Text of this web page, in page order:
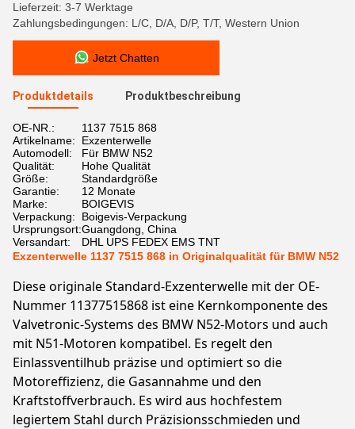
Lieferzeit: 3-7 Werktage
Zahlungsbedingungen: L/C, D/A, D/P, T/T, Western Union
Jetzt Chatten
Produktdetails Produktbeschreibung
OE-NR.:
1137 7515 868
Artikelname:
Exzenterwelle
Automodell:
Für BMW N52
Qualität:
Hohe Qualität
Größe:
Standardgröße
Garantie:
12 Monate
Marke:
BOIGEVIS
Verpackung:
Boigevis-Verpackung
Ursprungsort:Guangdong, China
Versandart:
DHL UPS FEDEX EMS TNT
Exzenterwelle 1137 7515 868 in Originalqualität für BMW N52
Diese originale Standard-Exzenterwelle mit der OE-
Nummer 11377515868 ist eine Kernkomponente des
Valvetronic-Systems des BMW N52-Motors und auch
mit N51-Motoren kompatibel. Es regelt den
Einlassventilhub präzise und optimiert so die
Motoreffizienz, die Gasannahme und den
Kraftstoffverbrauch. Es wird aus hochfestem
legiertem Stahl durch Präzisionsschmieden und